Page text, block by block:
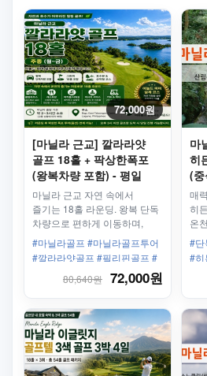
72,000원
[마닐라 근교] 깔라라얏
골프 18홀 + 팍상한폭포
(왕복차량 포함) - 평일
마닐라 근교 자연 속에서
즐기는 18홀 라운딩. 왕복 단독
차량으로 편하게 이동하며,
여유로운 환경에서 힐링 골프를
즐길 수 있습니다.
#마닐라골프 #마닐라골프투어
#깔라라얏골프 #필리핀골프 #
마닐라근교골프 #마닐라라운딩
#골프여행 #필리핀골프여행 #
마닐라단독투어 #라구나골프 #
힐링골프 #해외골프
80,640원 72,000원
마
히
(
매
히
온
몸
원
꽃
기
#단
#히
히